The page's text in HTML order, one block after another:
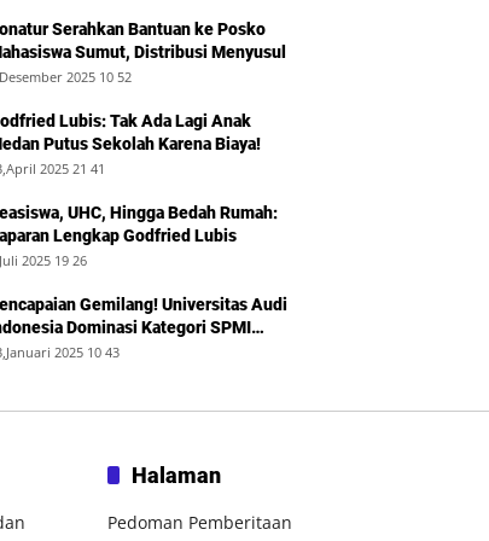
Serahkan Bantuan ke Posko
Sumut, Distribusi Menyusul
2025 10 52
Lubis: Tak Ada Lagi Anak
Putus Sekolah Karena Biaya!
2025 21 41
UHC, Hingga Bedah Rumah:
Lengkap Godfried Lubis
2025 19 26
Gemilang! Universitas Audi
Dominasi Kategori SPMI
2024
2025 10 43
Halaman
Pedoman Pemberitaan